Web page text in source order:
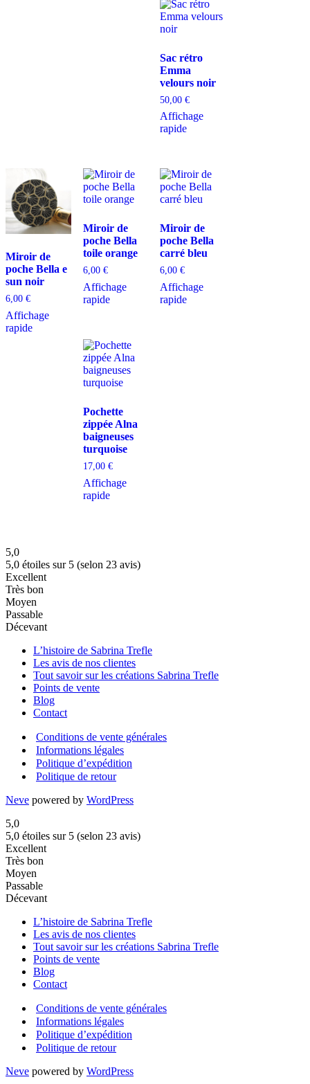
Sac rétro
Emma
velours noir
50,00€
Affichage
rapide
Miroir de
poche Bella e
sun noir
6,00 €
Affichage
rapide
Miroir de
poche Bella
toile orange
6,00 €
Affichage
rapide
Miroir de
poche Bella
carré bleu
6,00€
Affichage
rapide
Pochette
zippée Alna
baigneuses
turquoise
17,00 €
Affichage
rapide
5,0
5,0 étoiles sur 5 (selon 23 avis)
Excellent
Très bon
Moyen
Passable
Décevant
L’histoire de Sabrina Trefle
Les avis de nos clientes
Tout savoir sur les créations Sabrina Trefle
Points de vente
Blog
Contact
Conditions de vente générales
Informations légales
Politique d’expédition
Politique de retour
Neve powered by WordPress
5,0
5,0 étoiles sur 5 (selon 23 avis)
Excellent
Très bon
Moyen
Passable
Décevant
L’histoire de Sabrina Trefle
Les avis de nos clientes
Tout savoir sur les créations Sabrina Trefle
Points de vente
Blog
Contact
Conditions de vente générales
Informations légales
Politique d’expédition
Politique de retour
Neve powered by WordPress